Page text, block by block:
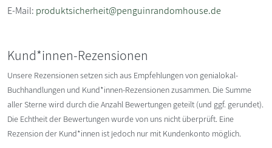
E-Mail: produktsicherheit@penguinrandomhouse.de
Kund*innen-Rezensionen
Unsere Rezensionen setzen sich aus Empfehlungen von genialokal-
Buchhandlungen und Kund*innen-Rezensionen zusammen. Die Summe
aller Sterne wird durch die Anzahl Bewertungen geteilt (und ggf. gerundet).
Die Echtheit der Bewertungen wurde von uns nicht überprüft. Eine
Rezension der Kund*innen ist jedoch nur mit Kundenkonto möglich.